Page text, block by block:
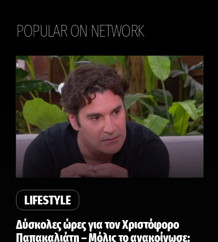
POPULAR ON NETWORK
THE DAILY
LIFESTYLE
Δύσκολες ώρες για τον Χριστόφορο
Παπακαλιάτη – Μόλις το ανακοίνωσε: